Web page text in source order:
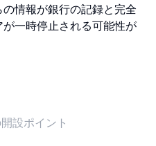
情報が銀行の記録と完全
一時停止される可能性が
設ポイント